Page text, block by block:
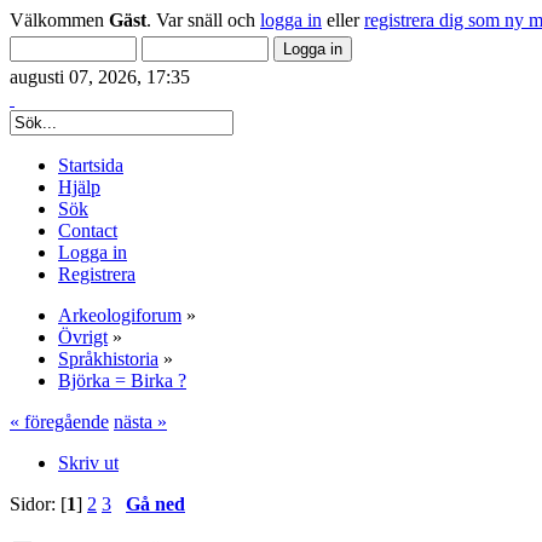
Välkommen Gäst. Var snäll och logga in ellerregistrera dig som ny
augusti 07, 2026, 17:35
Startsida
Hjälp
Sök
Contact
Logga in
Registrera
Arkeologiforum »
Övrigt »
Språkhistoria »
Björka = Birka ?
« föregående nästa »
Skriv ut
Sidor: [1] 2 3 Gå ned